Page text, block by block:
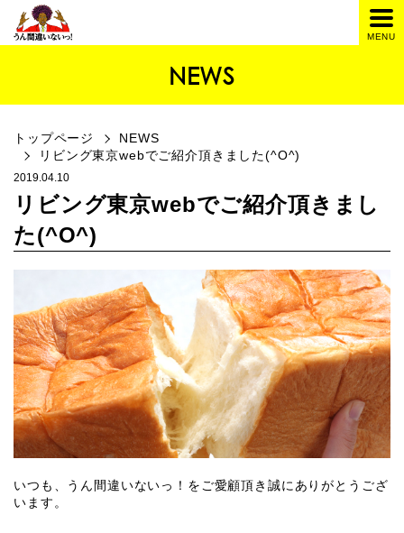
NEWS
トップページ
NEWS
リビング東京webでご紹介頂きました(^O^)
2019.04.10
リビング東京webでご紹介頂きまし
た(^O^)
いつも、うん間違いないっ！をご愛顧頂き誠にありがとうござ
います。